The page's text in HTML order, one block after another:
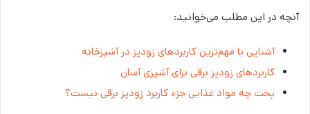
آنچه در این مطلب می‌خوانید:
آشنایی با مهم‌ترین کاربردهای زودپز در آشپزخانه
کاربردهای زودپز برقی برای آشپزی آسان
پخت چه مواد غذایی جزء کاربرد زودپز برقی نیست؟